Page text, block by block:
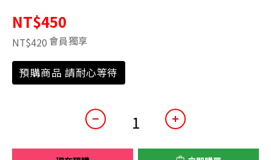
NT$450
NT$420 會員獨享
預購商品 請耐心等待